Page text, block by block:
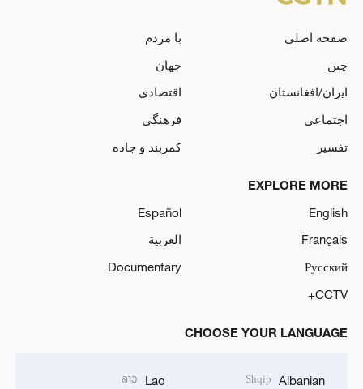
صفحه اصلی
با مردم
چین
جهان
ایران/افغانستان
اقتصادی
اجتماعی
فرهنگی
تفسیر
کمربند و جاده
EXPLORE MORE
English
Español
Français
العربية
Русский
Documentary
CCTV+
CHOOSE YOUR LANGUAGE
Albanian
Shqip
Lao
ລາວ